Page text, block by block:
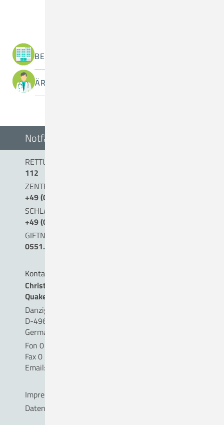
BEREICHE / ABTEILUNGEN
ÄRZTINNEN / ÄRZTE
Notfälle
RETTUNGSDIENST/NOTARZT
112
ZENTRALE NOTAUFNAHME (0 BIS 24 UHR)
+49 (0) 54 31 . 15 - 0
SCHLAGANFALLTELEFON
+49 (0) 5431. 15 45 15
GIFTNOTRUF
0551.19240
Kontakt
Christliches Krankenhaus
Quakenbrück gemeinnützige GmbH
Danziger Straße 2
D-49610 Quakenbrück
Germany
Fon 0 54 31 . 15 - 0
Fax 0 54 31 . 15 - 18 09
Email:
Impressum
Datenschutz